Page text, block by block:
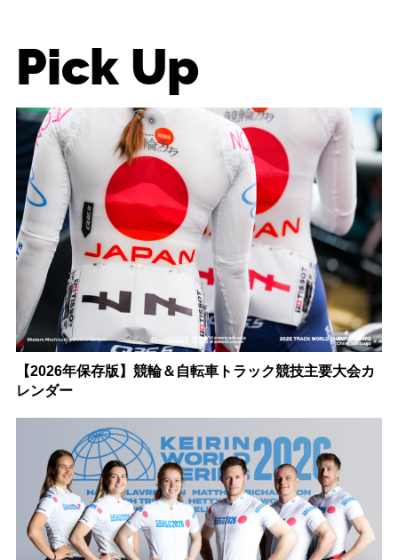
Pick Up
【2026年保存版】競輪＆自転車トラック競技主要大会カ
レンダー